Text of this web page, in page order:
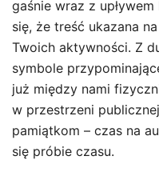
gaśnie wraz z
się, że treść ukazana
Twoich aktywności. Z
symbole
już między nami
w przestrzeni
pamiątkom – czas na
się próbie czasu.